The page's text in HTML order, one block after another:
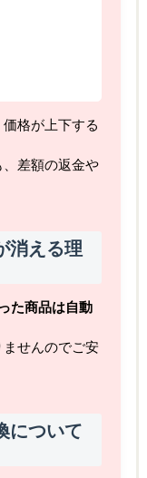
格が上下する
、差額の返金や
消える理
た商品は自動
せんのでご安
について